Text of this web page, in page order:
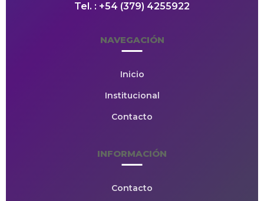
Tel. : +54 (379) 4255922
NAVEGACIÓN
Inicio
Institucional
Contacto
INFORMACIÓN
Contacto